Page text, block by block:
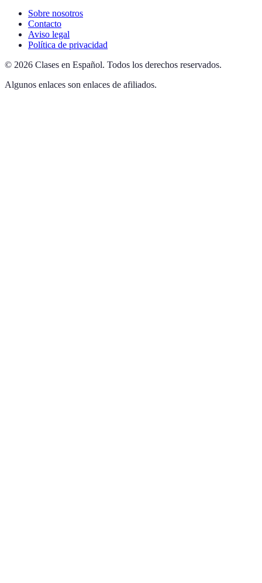
Sobre nosotros
Contacto
Aviso legal
Política de privacidad
© 2026 Clases en Español. Todos los derechos reservados.
Algunos enlaces son enlaces de afiliados.